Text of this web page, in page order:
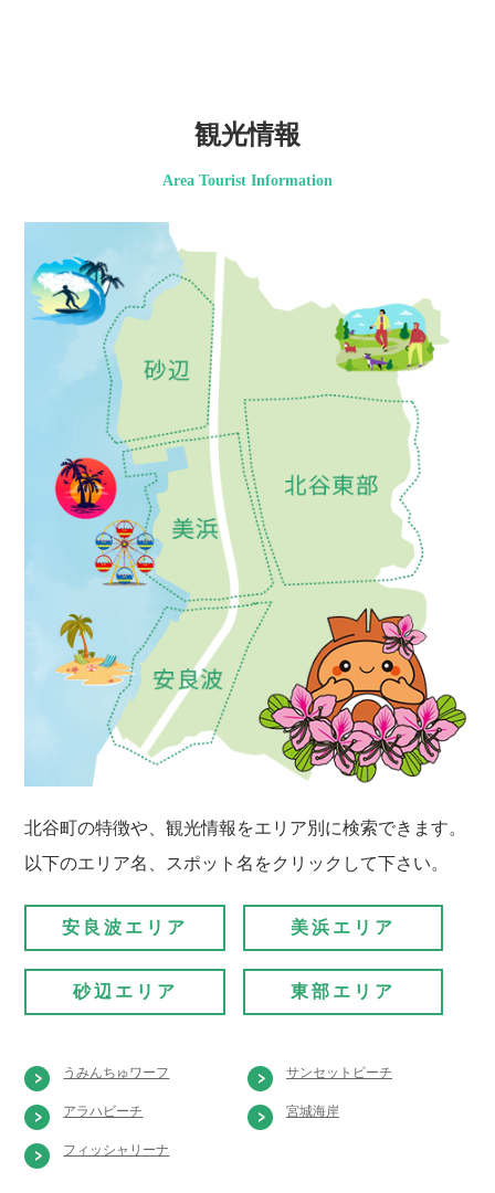
観光情報
Area Tourist Information
北谷町の特徴や、観光情報をエリア別に検索できます。
以下のエリア名、スポット名をクリックして下さい。
安良波エリア 美浜エリア
砂辺エリア 東部エリア
うみんちゅワーフ サンセットビーチ
アラハビーチ 宮城海岸
フィッシャリーナ